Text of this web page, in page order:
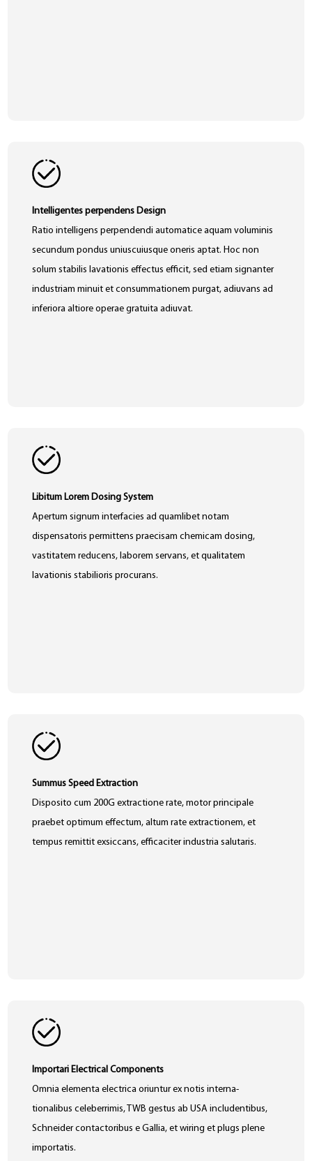
Intelligentes perpendens Design
Ratio intelligens perpendendi automatice aquam voluminis
secundum pondus uniuscuiusque oneris aptat. Hoc non
solum stabilis lavationis effectus efficit, sed etiam signanter
industriam minuit et consummationem purgat, adiuvans ad
inferiora altiore operae gratuita adiuvat.
Libitum Lorem Dosing System
Apertum signum interfacies ad quamlibet notam
dispensatoris permittens praecisam chemicam dosing,
vastitatem reducens, laborem servans, et qualitatem
lavationis stabilioris procurans.
Summus Speed ​​Extraction
Disposito cum 200G extractione rate, motor principale
praebet optimum effectum, altum rate extractionem, et
tempus remittit exsiccans, efficaciter industria salutaris.
Importari Electrical Components
Omnia elementa electrica oriuntur ex notis interna-
tionalibus celeberrimis, TWB gestus ab USA includentibus,
Schneider contactoribus e Gallia, et wiring et plugs plene
importatis.